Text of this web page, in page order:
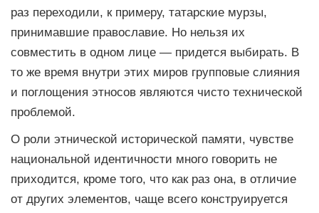
раз переходили, к примеру, татарские мурзы,
принимавшие православие. Но нельзя их
совместить в одном лице — придется выбирать. В
то же время внутри этих миров групповые слияния
и поглощения этносов являются чисто технической
проблемой.
О роли этнической исторической памяти, чувстве
национальной идентичности много говорить не
приходится, кроме того, что как раз она, в отличие
от других элементов, чаще всего конструируется